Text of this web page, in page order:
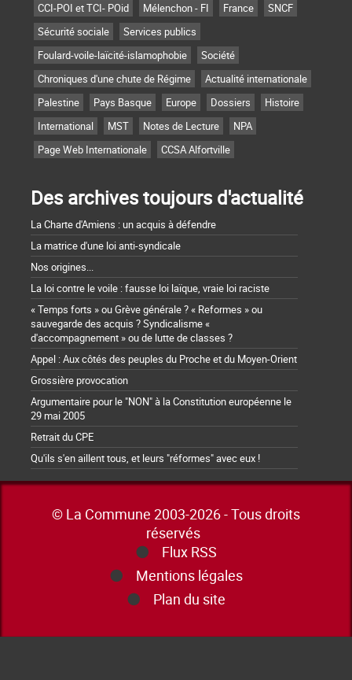
CCI-POI et TCI- POid
Mélenchon - FI France
SNCF
Sécurité sociale
Services publics
Foulard-voile-laïcité-islamophobie
Société
Chroniques d'une chute de Régime
Actualité internationale
Palestine
Pays Basque Europe Dossiers
Histoire
International
MST Notes de Lecture
NPA
Page Web Internationale
CCSA Alfortville
Des archives toujours d'actualité
La Charte d'Amiens : un acquis à défendre
La matrice d'une loi anti-syndicale
Nos origines...
La loi contre le voile : fausse loi laïque, vraie loi raciste
« Temps forts » ou Grève générale ? « Reformes » ou
sauvegarde des acquis ? Syndicalisme «
d'accompagnement » ou de lutte de classes ?
Appel : Aux côtés des peuples du Proche et du Moyen-Orient
Grossière provocation
Argumentaire pour le "NON" à la Constitution européenne le
29 mai 2005
Retrait du CPE
Qu'ils s'en aillent tous, et leurs "réformes" avec eux !
© La Commune 2003-2026 - Tous droits
réservés
Flux RSS
Mentions légales
Plan du site